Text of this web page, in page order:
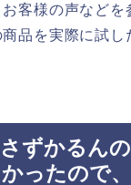
客様の声などを
品を実際に試し
さずかるん
ったので